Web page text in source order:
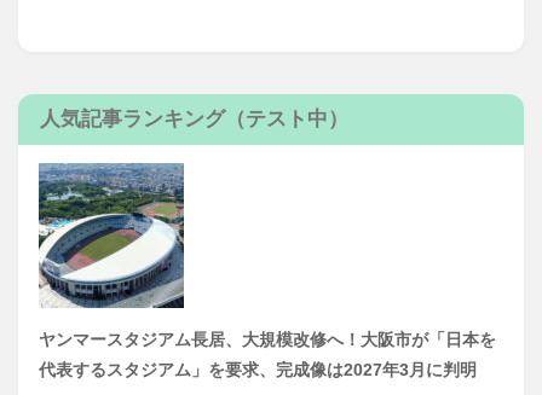
人気記事ランキング（テスト中）
ヤンマースタジアム長居、大規模改修へ！大阪市が「日本を
代表するスタジアム」を要求、完成像は2027年3月に判明